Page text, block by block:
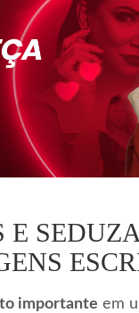
importante em